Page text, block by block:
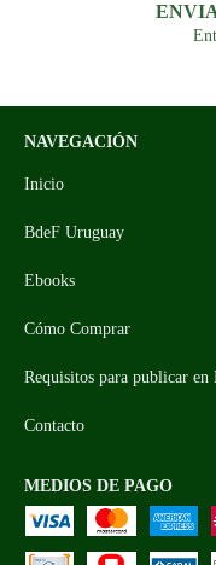
NAVEGACIÓN
Inicio
BdeF Uruguay
Ebooks
Cómo Comprar
Requisitos para publicar en
Contacto
MEDIOS DE PAGO